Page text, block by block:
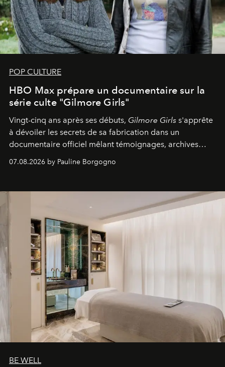
POP CULTURE
HBO Max prépare un documentaire sur la
série culte "Gilmore Girls"
Vingt-cinq ans après ses débuts, Gilmore Girls s'apprête
à dévoiler les secrets de sa fabrication dans un
documentaire officiel mêlant témoignages, archives
inédites et plongée dans les coulisses d'un phénomène
générationnel.
07.08.2026 by Pauline Borgogno
BE WELL